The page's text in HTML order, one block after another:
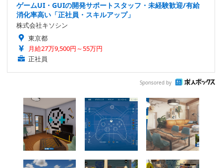
ゲームUI・GUIの開発サポートスタッフ・未経験歓迎/有給
消化率高い「正社員・スキルアップ」
株式会社キソシン
東京都
月給27万9,500円～55万円
正社員
Sponsored by